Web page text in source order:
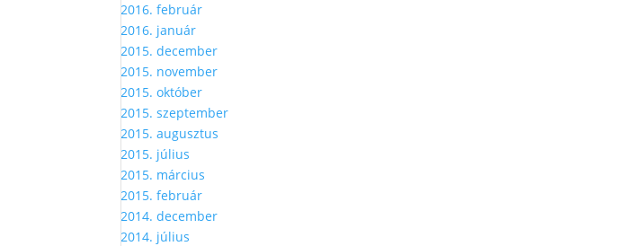
2016. február
2016. január
2015. december
2015. november
2015. október
2015. szeptember
2015. augusztus
2015. július
2015. március
2015. február
2014. december
2014. július